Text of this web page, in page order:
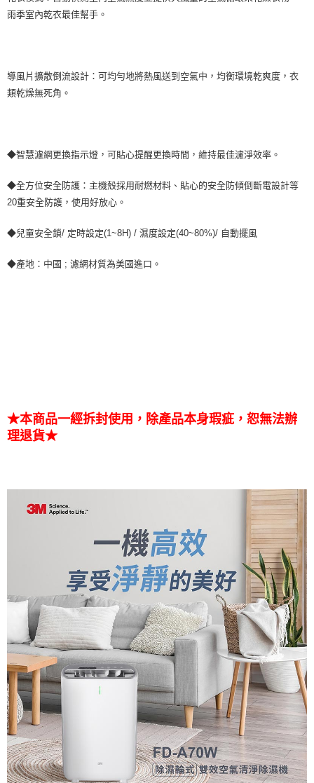
雨季室內乾衣最佳幫手。
導風片擴散倒流設計：可均勻地將熱風送到空氣中，均衡環境乾爽度，衣
類乾燥無死角。
◆智慧濾網更換指示燈，可貼心提醒更換時間，維持最佳濾淨效率。
◆全方位安全防護：主機殼採用耐燃材料、貼心的安全防傾倒斷電設計等
20重安全防護，使用好放心。
◆兒童安全鎖/ 定時設定(1~8H) / 濕度設定(40~80%)/ 自動擺風
◆產地：中國 ; 濾網材質為美國進口。
★本商品一經拆封使用，除產品本身瑕疵，恕無法辦
理退貨★